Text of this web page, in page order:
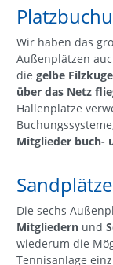
Wir haben das
Außenplätzen
die gelbe
über das Netz
Hallenplätze
Mitglieder buch-
Sandplätze
Die sechs
Mitgliedern und
wiederum die
Tennisanlage